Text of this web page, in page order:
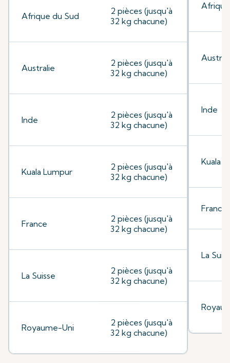
Afrique du Sud
2 pièces (jusqu'à
32 kg chacune)
Australie
2 pièces (jusqu'à
32 kg chacune)
Inde
2 pièces (jusqu'à
32 kg chacune)
Kuala Lumpur
2 pièces (jusqu'à
32 kg chacune)
France
2 pièces (jusqu'à
32 kg chacune)
La Suisse
2 pièces (jusqu'à
32 kg chacune)
Royaume-Uni
2 pièces (jusqu'à
32 kg chacune)
Inde
Kuala
France
La